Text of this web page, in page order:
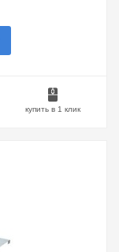
купить в 1 клик